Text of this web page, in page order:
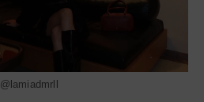
@lamiadmrll